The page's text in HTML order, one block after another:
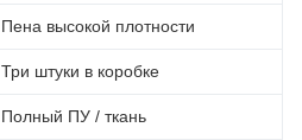
Пена высокой плотности
Три штуки в коробке
Полный ПУ / ткань